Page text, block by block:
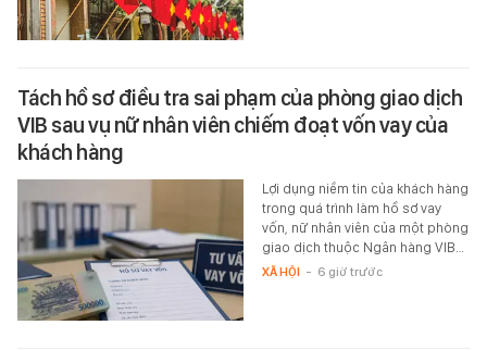
Tách hồ sơ điều tra sai phạm của phòng giao dịch
VIB sau vụ nữ nhân viên chiếm đoạt vốn vay của
khách hàng
Lợi dụng niềm tin của khách hàng
trong quá trình làm hồ sơ vay
vốn, nữ nhân viên của một phòng
giao dịch thuộc Ngân hàng VIB…
XÃ HỘI - 6 giờ trước